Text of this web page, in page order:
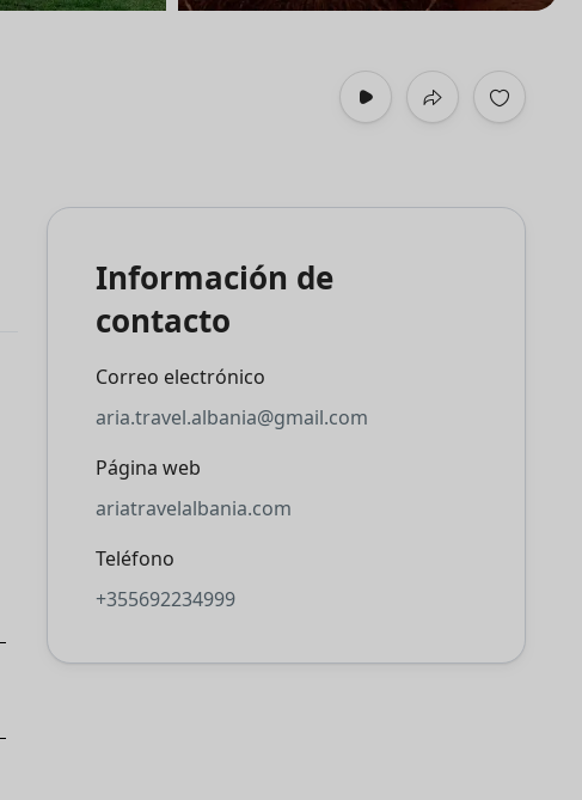
Información de
contacto
Correo electrónico
aria.travel.albania@gmail.com
Página web
ariatravelalbania.com
Teléfono
+355692234999